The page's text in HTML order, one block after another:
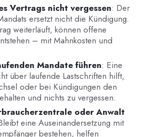
Vertrags nicht vergessen: Der
ersetzt nicht die Kündigung.
weiterläuft, können offene
– mit Mahnkosten und
Mandate führen: Eine
über laufende Lastschriften hilft,
oder bei Kündigungen den
und nichts zu vergessen.
oder Anwalt
eine Auseinandersetzung mit
bestehen, helfen